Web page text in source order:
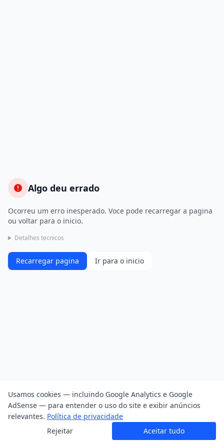
Algo deu errado
Ocorreu um erro inesperado. Voce pode recarregar a pagina
ou voltar para o inicio.
Detalhes tecnicos
Recarregar pagina Ir para o inicio
Usamos cookies — incluindo Google Analytics e Google
AdSense — para entender o uso do site e exibir anúncios
relevantes. Política de privacidade
Rejeitar
Aceitar tudo